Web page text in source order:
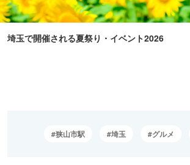
埼玉で開催される夏祭り・イベント2026
狭山市駅 埼玉 グルメ